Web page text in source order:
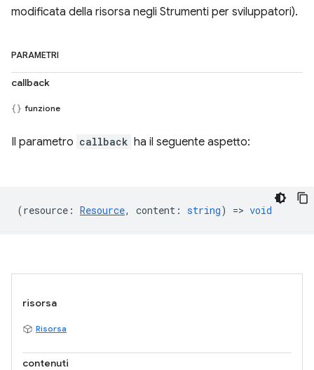
modificata della risorsa negli Strumenti per sviluppatori).
PARAMETRI
callback
funzione
Il parametro callback ha il seguente aspetto:
(resource : Resource, content : string) => void
risorsa
Risorsa
contenuti